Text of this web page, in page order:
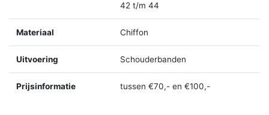
42 t/m 44
Materiaal Chiffon
Uitvoering Schouderbanden
Prijsinformatie tussen €70,- en €100,-